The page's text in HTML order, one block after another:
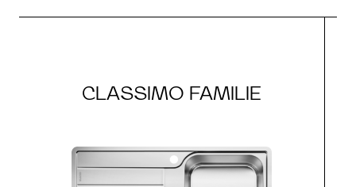
CLASSIMO FAMILIE